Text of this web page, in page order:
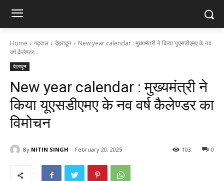
Home गढ़वाल देहरादून
New year calendar : मुख्यमंत्री ने किया यूएसडीएमए के नव
वर्ष कैलेण्डर...
देहरादून
New year calendar : मुख्यमंत्री ने
किया यूएसडीएमए के नव वर्ष कैलेण्डर का
विमोचन
By NITIN SINGH February 20, 2025 0
103